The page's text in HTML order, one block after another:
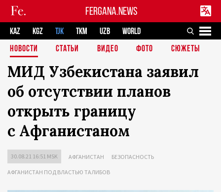
FERGANA.NEWS
KAZ KGZ TJK TKM UZB
WORLD
НОВОСТИ
СТАТЬИ ВИДЕО ФОТО СЮЖЕТЫ
МИД Узбекистана заявил
об отсутствии планов
открыть границу
с Афганистаном
30.08.21 16:51 MSK АФГАНИСТАН БЕЗОПАСНОСТЬ
АФГАНИСТАН ПОД ВЛАСТЬЮ ТАЛИБОВ